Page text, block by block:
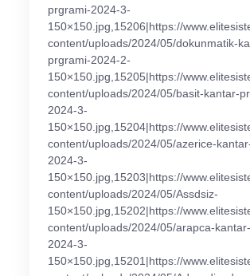
prgrami-2024-3-
150×150.jpg,15206|https://
content/uploads/2024/05/dokunmatik-
prgrami-2024-2-
150×150.jpg,15205|https://
content/uploads/2024/05/basit-kantar-
2024-3-
150×150.jpg,15204|https://
content/uploads/2024/05/azerice-
2024-3-
150×150.jpg,15203|https://
content/uploads/2024/05/Assdsiz-
150×150.jpg,15202|https://
content/uploads/2024/05/arapca-
2024-3-
150×150.jpg,15201|https://